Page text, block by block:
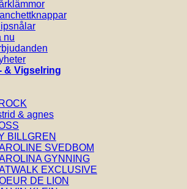
nu
& Vigselring
& agnes
BILLGREN
SVEDBOM
GYNNING
EXCLUSIVE
DE LION